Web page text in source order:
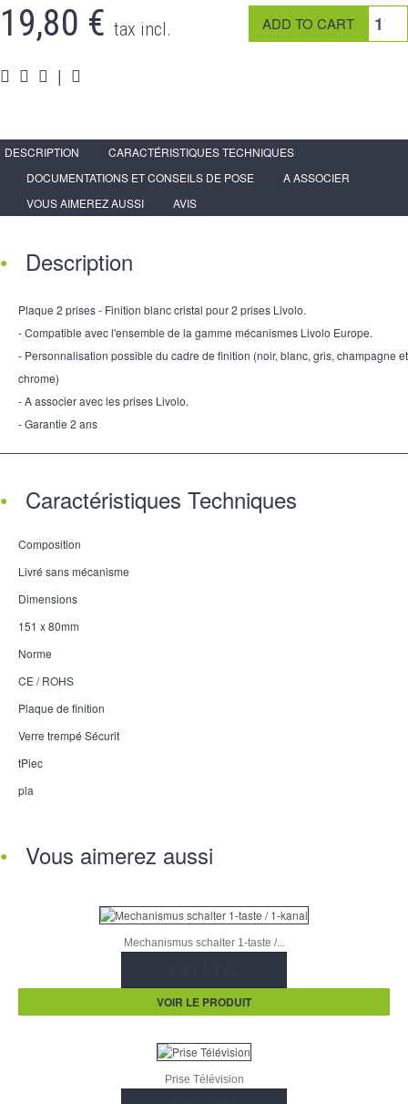
Medien
19,80 € tax incl.
|
DESCRIPTION
CARACTÉRISTIQUES TECHNIQUES
DOCUMENTATIONS ET CONSEILS DE POSE
A ASSOCIER
VOUS AIMEREZ AUSSI
AVIS
Description
Plaque 2 prises - Finition blanc cristal pour 2 prises Livolo.
- Compatible avec l'ensemble de la gamme mécanismes Livolo Europe.
- Personnalisation possible du cadre de finition (noir, blanc, gris, champagne et
chrome)
- A associer avec les prises Livolo.
- Garantie 2 ans
Caractéristiques Techniques
Composition
Livré sans mécanisme
Dimensions
151 x 80mm
Norme
CE / ROHS
Plaque de finition
Verre trempé Sécurit
tPiec
pla
Vous aimerez aussi
Mechanismus schalter 1-taste /...
VOIR LE PRODUIT
Prise Télévision